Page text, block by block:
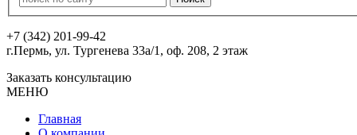
+7 (342) 201-99-42
г.Пермь, ул. Тургенева 33а/1, оф. 208, 2 этаж
Заказать консультацию
МЕНЮ
Главная